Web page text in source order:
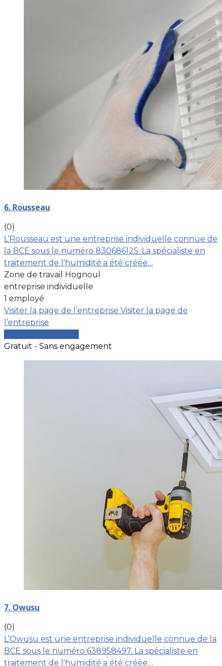
6. Rousseau
(0)
L’Rousseau est une entreprise individuelle connue de
la BCE sous le numéro 830686125. La spécialiste en
traitement de l'humidité a été créée…
Zone de travail Hognoul
entreprise individuelle
1 employé
Visiter la page de l’entreprise Visiter la page de
l’entreprise
Gratuit - Sans engagement
7. Owusu
(0)
L’Owusu est une entreprise individuelle connue de la
BCE sous le numéro 638958497. La spécialiste en
traitement de l'humidité a été créée…